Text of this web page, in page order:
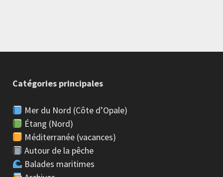
Catégories principales
Mer du Nord (Côte d’Opale)
Étang (Nord)
Méditerranée (vacances)
Autour de la pêche
Balades maritimes